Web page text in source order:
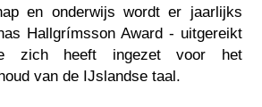
en onderwijs wordt er jaarlijks
Hallgrímsson Award - uitgereikt
zich heeft ingezet voor het
van de IJslandse taal.